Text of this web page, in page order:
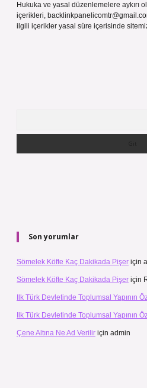
Hukuka ve yasal düzenlemelere aykırı
içerikleri,
ilgili içerikler yasal süre içerisinde
Son yorumlar
Sömelek Köfte Kaç Dakikada Pişer için
Sömelek Köfte Kaç Dakikada Pişer için
Ilk Türk Devletinde Toplumsal Yapının
Ilk Türk Devletinde Toplumsal Yapının
Çene Altına Ne Ad Verilir için admin